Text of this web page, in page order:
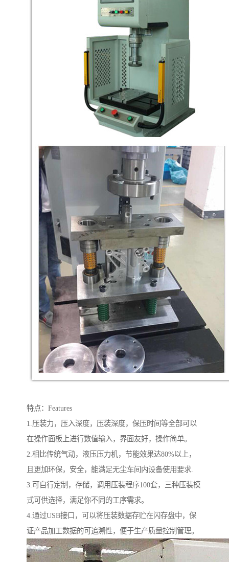
特点：Features
1.压装力，压入深度，压装深度，保压时间等全部可以
在操作面板上进行数值输入，界面友好，操作简单。
2.相比传统气动，液压压力机，节能效果达80%以上，
且更加环保，安全，能满足无尘车间内设备使用要求.
3.可自行定制，存储，调用压装程序100套，三种压装模
式可供选择，满足你不同的工序需求。
4.通过USB接口，可以将压装数据存贮在闪存盘中，保
证产品加工数据的可追溯性，便于生产质量控制管理。